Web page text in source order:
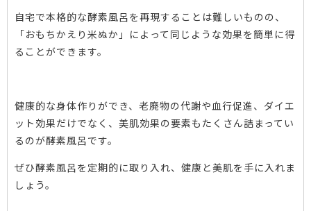
自宅で本格的な酵素風呂を再現することは難しいものの、
「おもちかえり米ぬか」によって同じような効果を簡単に得
ることができます。
健康的な身体作りができ、老廃物の代謝や血行促進、ダイエ
ット効果だけでなく、美肌効果の要素もたくさん詰まってい
るのが酵素風呂です。
ぜひ酵素風呂を定期的に取り入れ、健康と美肌を手に入れま
しょう。